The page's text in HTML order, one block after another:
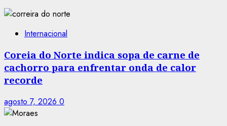
Internacional
Coreia do Norte indica sopa de carne de
cachorro para enfrentar onda de calor
recorde
agosto 7, 2026 0